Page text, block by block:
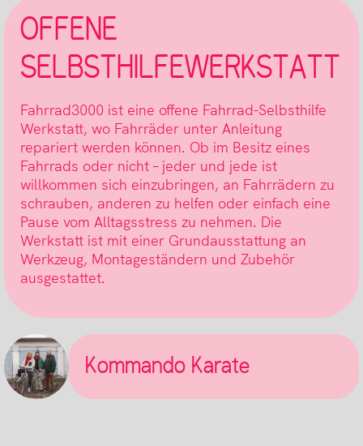
OFFENE
SELBSTHILFEWERKSTATT
Fahrrad3000 ist eine offene Fahrrad-Selbsthilfe
Werkstatt, wo Fahrräder unter Anleitung
repariert werden können. Ob im Besitz eines
Fahrrads oder nicht – jeder und jede ist
willkommen sich einzubringen, an Fahrrädern zu
schrauben, anderen zu helfen oder einfach eine
Pause vom Alltagsstress zu nehmen. Die
Werkstatt ist mit einer Grundausstattung an
Werkzeug, Montageständern und Zubehör
ausgestattet.
Kommando Karate